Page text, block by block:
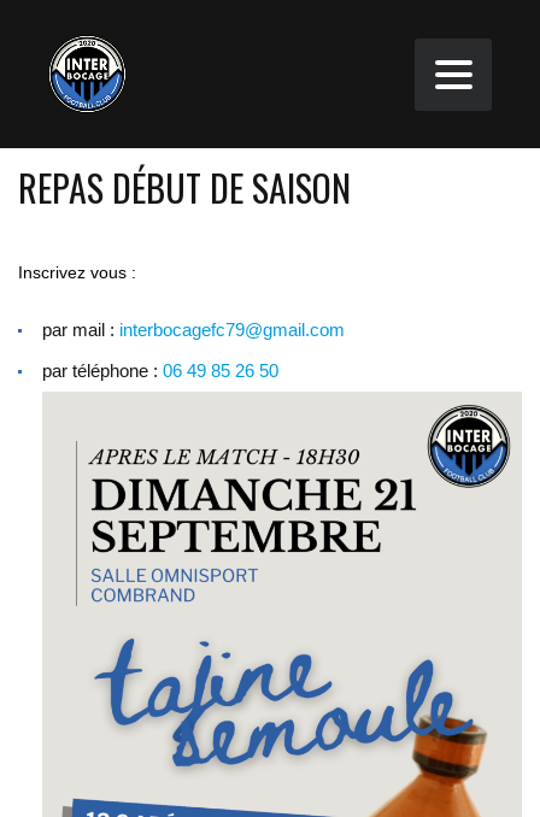
REPAS DÉBUT DE SAISON
Inscrivez vous :
par mail : interbocagefc79@gmail.com
par téléphone : 06 49 85 26 50